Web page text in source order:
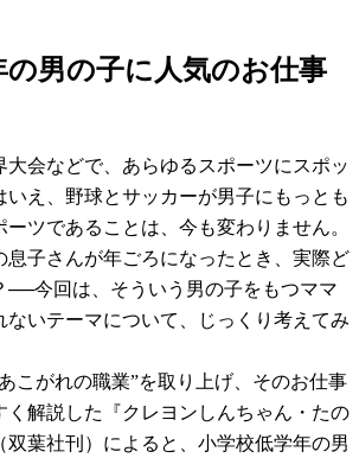
の男の子に人気のお仕事
大会などで、あらゆるスポーツにスポッ
いえ、野球とサッカーが男子にもっとも
ーツであることは、今も変わりません。
息子さんが年ごろになったとき、実際ど
──今回は、そういう男の子をもつママ
ないテーマについて、じっくり考えてみ
こがれの職業”を取り上げ、そのお仕事
く解説した『クレヨンしんちゃん・たの
双葉社刊）によると、小学校低学年の男